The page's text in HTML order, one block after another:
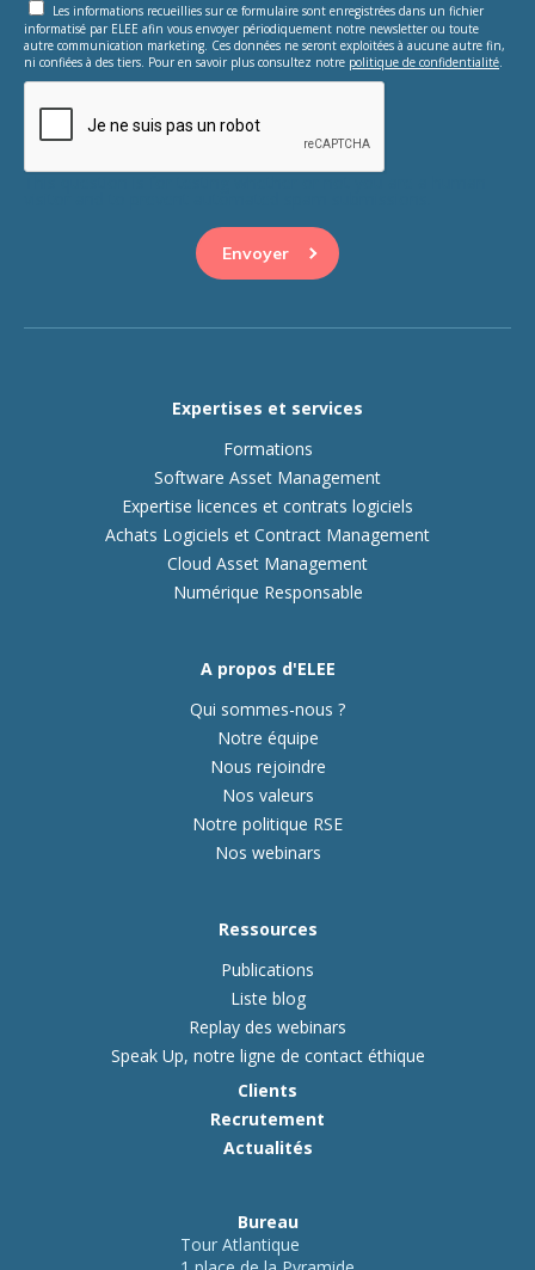
Les informations recueillies sur ce formulaire sont enregistrées dans un fichier
informatisé par ELEE afin vous envoyer périodiquement notre newsletter ou toute
autre communication marketing. Ces données ne seront exploitées à aucune autre fin,
ni confiées à des tiers. Pour en savoir plus consultez notre politique de confidentialité
Expertises et services
Formations
Software Asset Management
Expertise licences et contrats logiciels
Achats Logiciels et Contract Management
Cloud Asset Management
Numérique Responsable
A propos d'ELEE
Qui sommes-nous ?
Notre équipe
Nous rejoindre
Nos valeurs
Notre politique RSE
Nos webinars
Ressources
Publications
Liste blog
Replay des webinars
Speak Up, notre ligne de contact éthique
Clients
Recrutement
Actualités
Bureau
Tour Atlantique